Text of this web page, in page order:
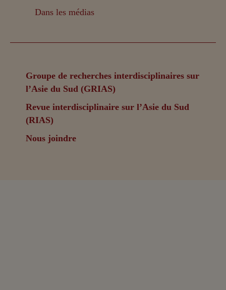
Dans les médias
Groupe de recherches interdisciplinaires sur
l’Asie du Sud (GRIAS)
Revue interdisciplinaire sur l’Asie du Sud
(RIAS)
Nous joindre